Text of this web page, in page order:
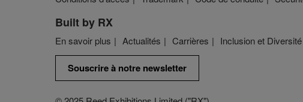
Built by RX
En savoir plus Actualités Carrières Inclusion et Diversité
Souscrire à notre newsletter